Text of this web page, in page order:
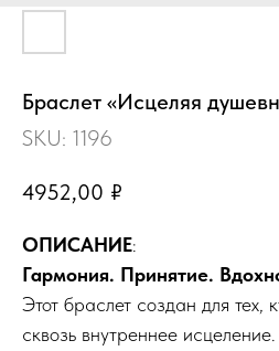
Браслет «Исцеляя
SKU: 1196
4952,00 ₽
ОПИСАНИЕ:
Гармония. Принятие.
Этот браслет создан для тех,
сквозь внутреннее